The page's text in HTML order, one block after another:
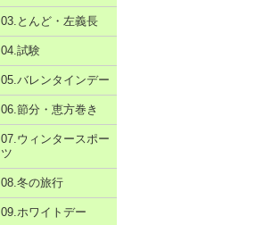
03.とんど・左義長
04.試験
05.バレンタインデー
06.節分・恵方巻き
07.ウィンタースポー
ツ
08.冬の旅行
09.ホワイトデー